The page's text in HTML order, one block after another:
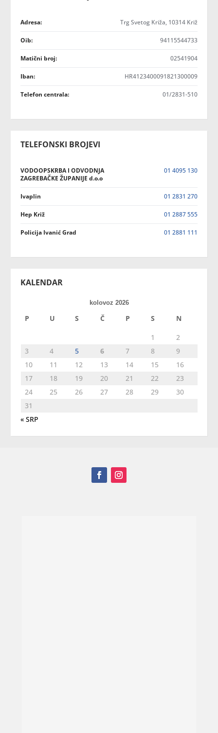
Adresa: Trg Svetog Križa, 10314 Križ
Oib: 94115544733
Matični broj: 02541904
Iban: HR4123400091821300009
Telefon centrala: 01/2831-510
TELEFONSKI BROJEVI
VODOOPSKRBA I ODVODNJA
ZAGREBAČKE ŽUPANIJE d.o.o
01 4095 130
Ivaplin 01 2831 270
Hep Križ 01 2887 555
Policija Ivanić Grad 01 2881 111
KALENDAR
kolovoz 2026
P U S Č P S N
1
2
3
4 5 6 7 8
9
10
11 12 13 14 15
16
17
18 19 20 21 22
23
24
25 26 27 28 29
30
31
« SRP